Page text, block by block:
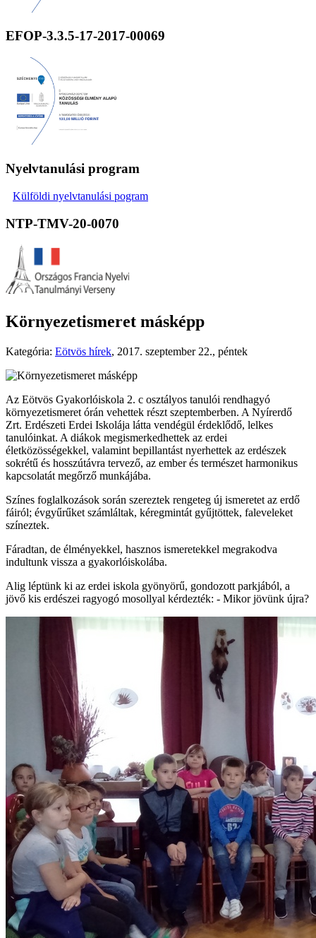
EFOP-3.3.5-17-2017-00069
Nyelvtanulási program
Külföldi nyelvtanulási pogram
NTP-TMV-20-0070
Környezetismeret másképp
Kategória: Eötvös hírek, 2017. szeptember 22., péntek
Az Eötvös Gyakorlóiskola 2. c osztályos tanulói rendhagyó
környezetismeret órán vehettek részt szeptemberben. A Nyírerdő
Zrt. Erdészeti Erdei Iskolája látta vendégül érdeklődő, lelkes
tanulóinkat. A diákok megismerkedhettek az erdei
életközösségekkel, valamint bepillantást nyerhettek az erdészek
sokrétű és hosszútávra tervező, az ember és természet harmonikus
kapcsolatát megőrző munkájába.
Színes foglalkozások során szereztek rengeteg új ismeretet az erdő
fáiról; évgyűrűket számláltak, kéregmintát gyűjtöttek, faleveleket
színeztek.
Fáradtan, de élményekkel, hasznos ismeretekkel megrakodva
indultunk vissza a gyakorlóiskolába.
Alig léptünk ki az erdei iskola gyönyörű, gondozott parkjából, a
jövő kis erdészei ragyogó mosollyal kérdezték: - Mikor jövünk újra?